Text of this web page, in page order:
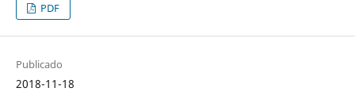
PDF
Publicado
2018-11-18